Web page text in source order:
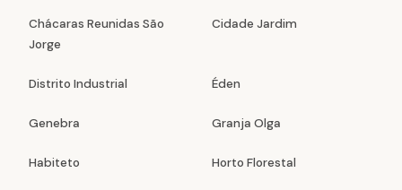
Chácaras Reunidas São
Jorge
Cidade Jardim
Distrito Industrial Éden
Genebra Granja Olga
Habiteto Horto Florestal